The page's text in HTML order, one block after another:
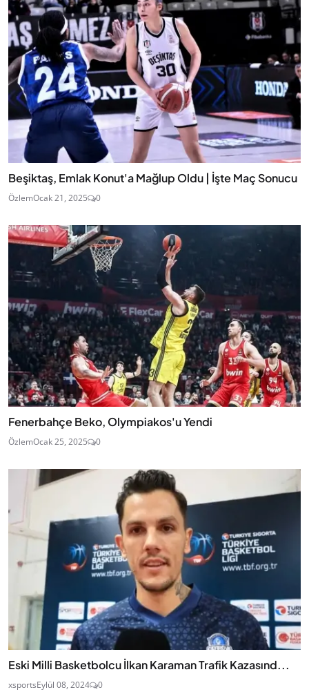
Beşiktaş, Emlak Konut'a Mağlup Oldu | İşte Maç Sonucu
ÖzlemOcak 21, 2025 0
Fenerbahçe Beko, Olympiakos'u Yendi
ÖzlemOcak 25, 2025 0
Eski Milli Basketbolcu İlkan Karaman Trafik Kazasınd...
xsportsEylül 08, 2024 0